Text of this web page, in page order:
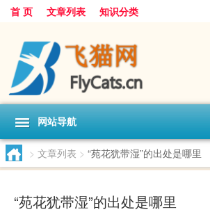
首 页 文章列表 知识分类
网站导航
> 文章列表 > “苑花犹带湿”的出处是哪里
“苑花犹带湿”的出处是哪里